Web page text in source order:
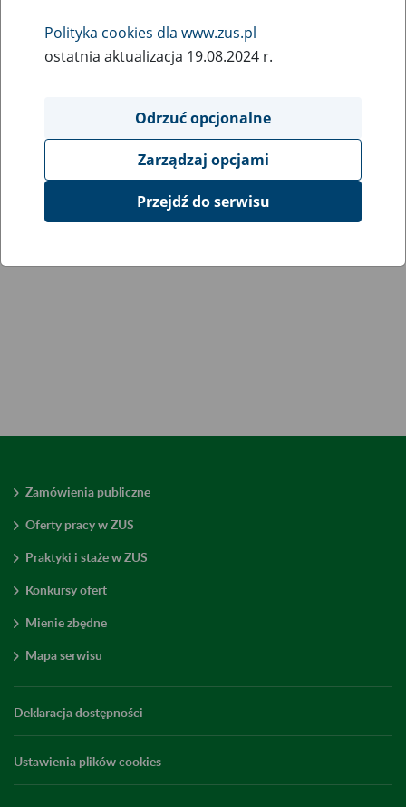
Zamówienia publiczne
Oferty pracy w ZUS
Praktyki i staże w ZUS
Konkursy ofert
Mienie zbędne
Mapa serwisu
Deklaracja dostępności
Ustawienia plików cookies
Polityka cookies dla www.zus.pl
ostatnia aktualizacja 19.08.2024 r.
Odrzuć opcjonalne
Zarządzaj opcjami
Przejdź do serwisu